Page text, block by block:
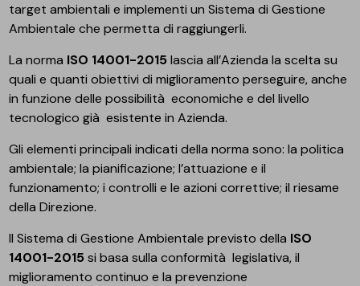
target ambientali e implementi un Sistema di Gestione
Ambientale che permetta di raggiungerli.
La norma ISO 14001-2015lascia all’Azienda la scelta su
quali e quanti obiettivi di miglioramento perseguire, anche
in funzione delle possibilità economiche e del livello
tecnologico già esistente in Azienda.
Gli elementi principali indicati della norma sono: la politica
ambientale; la pianificazione; l’attuazione e il
funzionamento; i controlli e le azioni correttive; il riesame
della Direzione.
Il Sistema di Gestione Ambientale previsto della ISO
14001-2015si basa sulla conformità legislativa, il
miglioramento continuo e la prevenzione